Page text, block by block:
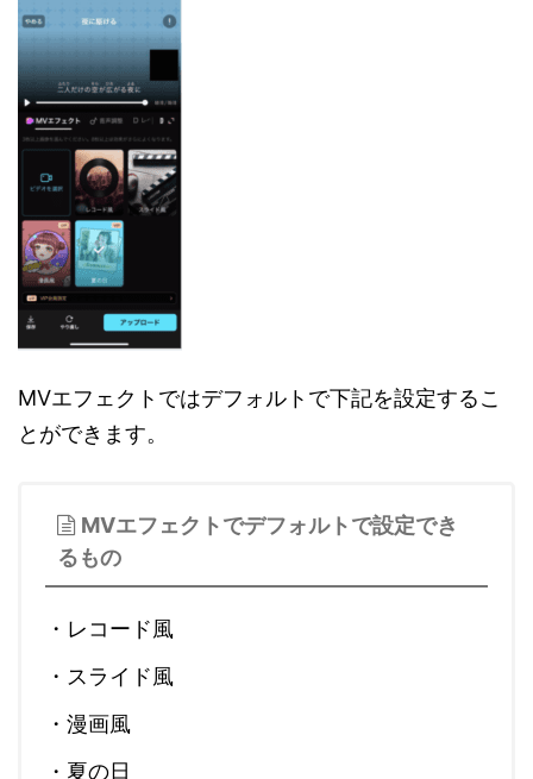
MVエフェクトではデフォルトで下記を設定するこ
とができます。
MVエフェクトでデフォルトで設定でき
るもの
・レコード風
・スライド風
・漫画風
・夏の日